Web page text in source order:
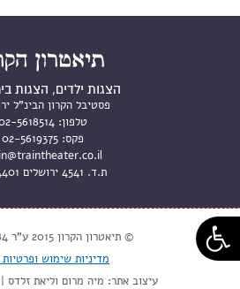
הצגות ילדים, הצגות
פסטיבל הקרון הבינ"ל
טלפון: 02-5618514
פקס: 02-5619375
ת.ד. 4541 ירושלים 9104401
© תיאטרון הקרון 2015 ע"ר 580010684
מדיניות שימוש
עיצוב אתר: מיה מרום וליאת זלדס